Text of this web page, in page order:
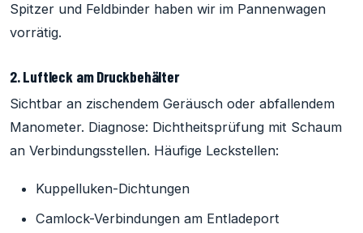
Spitzer und Feldbinder haben wir im Pannenwagen
vorrätig.
2. Luftleck am Druckbehälter
Sichtbar an zischendem Geräusch oder abfallendem
Manometer. Diagnose: Dichtheitsprüfung mit Schaum
an Verbindungsstellen. Häufige Leckstellen:
Kuppelluken-Dichtungen
Camlock-Verbindungen am Entladeport